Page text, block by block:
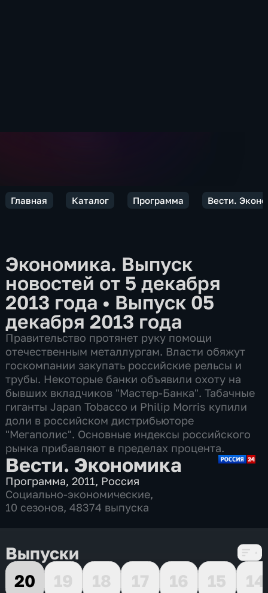
Главная Каталог Программа Вести.
Экономика. Выпуск
новостей от 5 декабря
2013 года • Выпуск 05
декабря 2013 года
Правительство протянет руку помощи
отечественным металлургам. Власти обяжут
госкомпании закупать российские рельсы и
трубы. Некоторые банки объявили охоту на
бывших вкладчиков "Мастер-Банка". Табачные
гиганты Japan Tobacco и Philip Morris купили
доли в российском дистрибьюторе
"Мегаполис". Основные индексы российского
рынка прибавляют в пределах процента.
Вести. Экономика
Программа,2011, Россия
Социально-экономические,
10 сезонов, 48374 выпуска
Выпуски
20
19 18 17 16 15
14